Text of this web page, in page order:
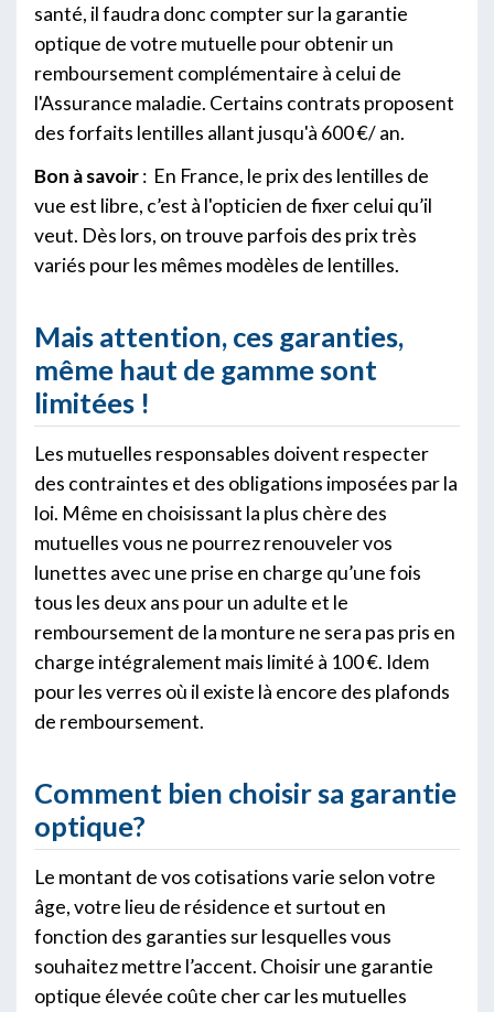
santé, il faudra donc compter sur la garantie
optique de votre mutuelle pour obtenir un
remboursement complémentaire à celui de
l'Assurance maladie. Certains contrats proposent
des forfaits lentilles allant jusqu'à 600 €/ an.
Bon à savoir: En France, le prix des lentilles de
vue est libre, c’est à l'opticien de fixer celui qu’il
veut. Dès lors, on trouve parfois des prix très
variés pour les mêmes modèles de lentilles.
Mais attention, ces garanties,
même haut de gamme sont
limitées !
Les mutuelles responsables doivent respecter
des contraintes et des obligations imposées par la
loi. Même en choisissant la plus chère des
mutuelles vous ne pourrez renouveler vos
lunettes avec une prise en charge qu’une fois
tous les deux ans pour un adulte et le
remboursement de la monture ne sera pas pris en
charge intégralement mais limité à 100 €. Idem
pour les verres où il existe là encore des plafonds
de remboursement.
Comment bien choisir sa garantie
optique?
Le montant de vos cotisations varie selon votre
âge, votre lieu de résidence et surtout en
fonction des garanties sur lesquelles vous
souhaitez mettre l’accent. Choisir une garantie
optique élevée coûte cher car les mutuelles